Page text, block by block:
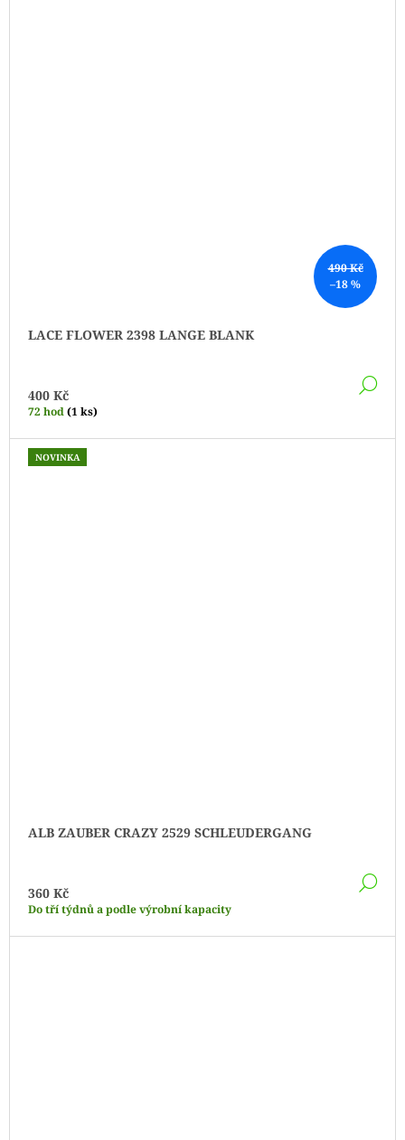
490 Kč
–18 %
LACE FLOWER 2398 LANGE BLANK
400 Kč
72 hod(1 ks)
NOVINKA
ALB ZAUBER CRAZY 2529 SCHLEUDERGANG
360 Kč
Do tří týdnů a podle výrobní kapacity